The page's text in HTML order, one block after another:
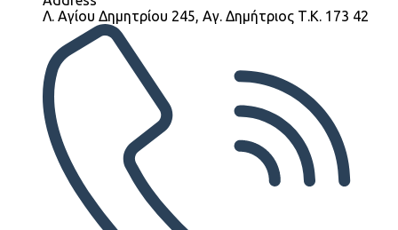
Λ. Αγίου Δημητρίου 245, Αγ. Δημήτριος Τ.Κ. 173 42